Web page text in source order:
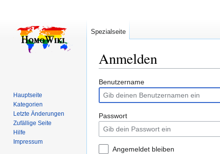
Anmelden
Zur
Navigation
springen
Zur
Suche
springen
Benutzername
Passwort
Angemeldet bleiben
Spezialseite
Hauptseite
Kategorien
Letzte Änderungen
Zufällige Seite
Hilfe
Impressum